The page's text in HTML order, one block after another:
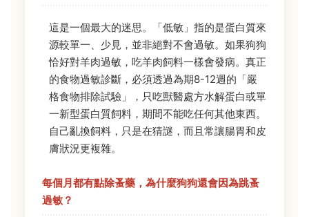
這是一個最大的迷思。「低敏」指的是蛋白質來
源較單一、少見，並非絕對不會過敏。如果狗狗
恰好對羊肉過敏，吃羊肉飼料一樣會發病。真正
的食物過敏診斷，必須透過為期8-12週的「嚴
格食物排除試驗」，只吃獸醫處方水解蛋白或單
一新型蛋白質飼料，期間不能吃任何其他東西。
自己亂換飼料，只是在猜謎，而且常讓腸胃和皮
膚狀況更複雜。
每個月都有點除蚤藥，為什麼狗狗還會因為跳蚤
過敏？